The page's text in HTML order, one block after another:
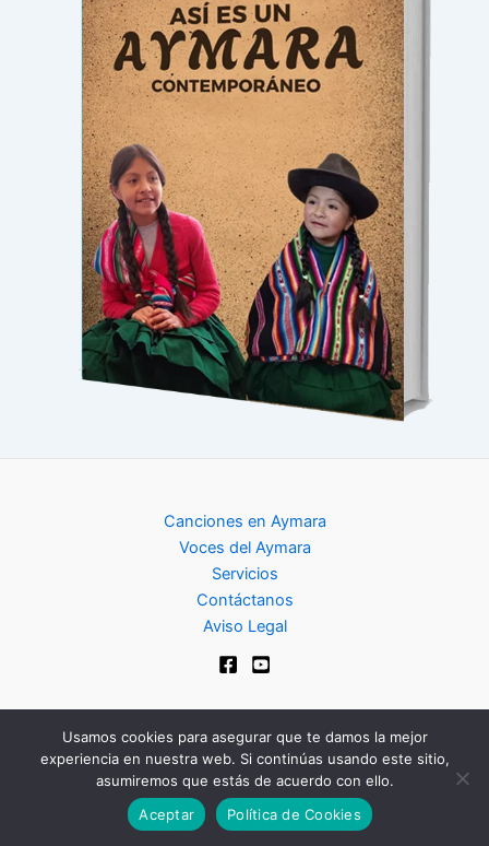
Canciones en Aymara
Voces del Aymara
Servicios
Contáctanos
Aviso Legal
Copyright © 2024 | Club de Aymara
Usamos cookies para asegurar que te damos la mejor
experiencia en nuestra web. Si continúas usando este sitio,
asumiremos que estás de acuerdo con ello.
Aceptar
Política de Cookies